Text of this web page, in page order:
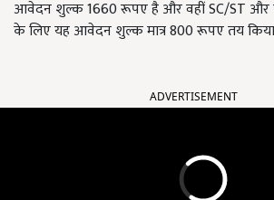
आवेदन शुल्क 1660 रूपए है और वहीं SC/ST और
के लिए यह आवेदन शुल्क मात्र 800 रूपए तय
ADVERTISEMENT